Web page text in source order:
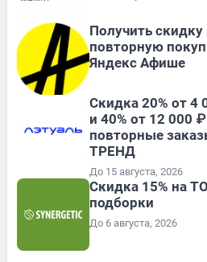
Получить
повторную
Яндекс Афише
Скидка 20% от 4
и 40% от 12 000
повторные
ТРЕНД
До 15 августа, 2026
Скидка 15% на
подборки
До 6 августа, 2026